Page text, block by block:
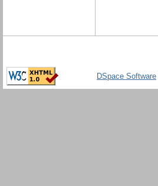
DSpace Software